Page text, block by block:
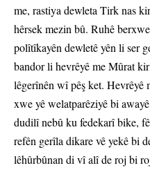
me, rastiya dewleta Tirk nas
hêrsek mezin bû. Ruhê
polîtîkayên dewletê yên li ser
bandor li hevrêyê me Mûrat
lêgerînên wî pêş ket. Hevrêyê
xwe yê welatparêziyê bi
dudilî nebû ku fedekarî bike,
refên gerîla dikare vê yekê bi
lêhûrbûnan di vî alî de roj bi